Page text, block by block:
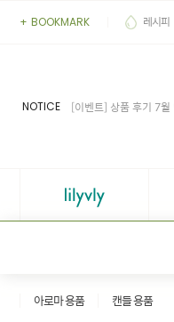
+ BOOKMARK 레시피
NOTICE
[이벤트] 상품 후기 6월
아로마 용품 캔들 용품